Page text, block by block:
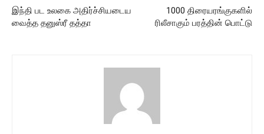
இந்தி பட உலகை அதிர்ச்சியடைய
வைத்த தனுஸ்ரீ தத்தா
1000 திரையரங்குகளில்
ரிலீசாகும் பரத்தின் பொட்டு